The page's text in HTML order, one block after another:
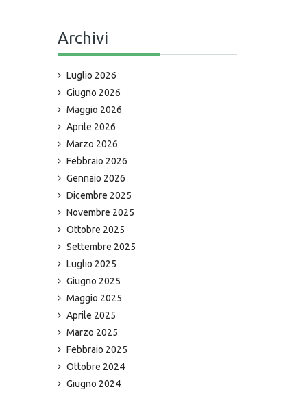
Archivi
Luglio 2026
Giugno 2026
Maggio 2026
Aprile 2026
Marzo 2026
Febbraio 2026
Gennaio 2026
Dicembre 2025
Novembre 2025
Ottobre 2025
Settembre 2025
Luglio 2025
Giugno 2025
Maggio 2025
Aprile 2025
Marzo 2025
Febbraio 2025
Ottobre 2024
Giugno 2024